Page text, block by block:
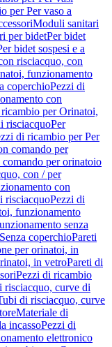
per Per vaso a
Moduli sanitari
per bidetPer bidet
bidet sospesi e a
risciacquo, con
funzionamento
coperchioPezzi di
con
per Orinatoi,
risciacquoPer
di ricambio per Per
comando per
per orinatoio
con / per
con
risciacquoPezzi di
funzionamento
senza
coperchioPareti
per orinatoi, in
in vetroPareti di
Pezzi di ricambio
risciacquo, curve di
di risciacquo, curve
Materiale di
incassoPezzi di
elettronico